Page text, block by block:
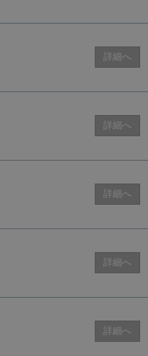
詳細へ
詳細へ
詳細へ
詳細へ
詳細へ